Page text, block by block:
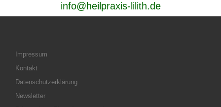
info@heilpraxis-lilith.de
Impressum
Kontakt
Datenschutzerklärung
Newsletter